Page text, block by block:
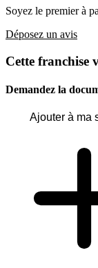
Soyez le premier à
Déposez un avis
Cette franchise
Demandez la
Ajouter à ma